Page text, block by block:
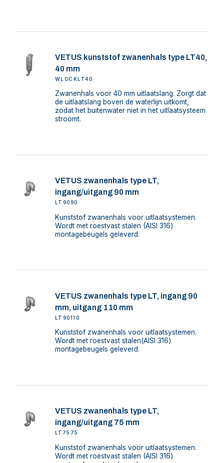
VETUS kunststof zwanenhals type LT40,
40 mm
WLOCKLT40
Zwanenhals voor 40 mm uitlaatslang. Zorgt dat
de uitlaatslang boven de waterlijn uitkomt,
zodat het buitenwater niet in het uitlaatsysteem
stroomt.
VETUS zwanenhals type LT,
ingang/uitgang 90 mm
LT9090
Kunststof zwanenhals voor uitlaatsystemen.
Wordt met roestvast stalen (AISI 316)
montagebeugels geleverd.
VETUS zwanenhals type LT, ingang 90
mm, uitgang 110 mm
LT90110
Kunststof zwanenhals voor uitlaatsystemen.
Wordt met roestvast stalen(AISI 316)
montagebeugels geleverd.
VETUS zwanenhals type LT,
ingang/uitgang 75 mm
LT7575
Kunststof zwanenhals voor uitlaatsystemen.
Wordt met roestvast stalen (AISI 316)